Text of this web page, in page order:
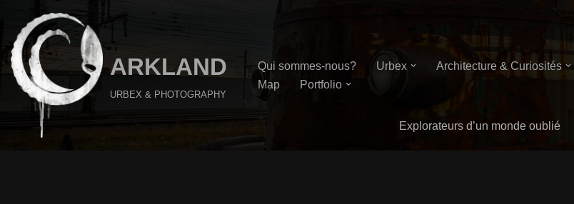
Aller
au
contenu
ARKLAND
URBEX & PHOTOGRAPHY
Qui sommes-nous? Urbex
Architecture & Curiosités
Map
Portfolio
Explorateurs d’un monde oublié